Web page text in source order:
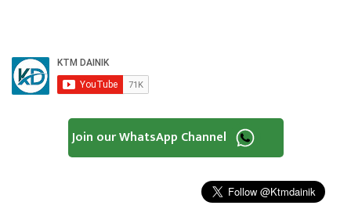
Join our WhatsApp Channel